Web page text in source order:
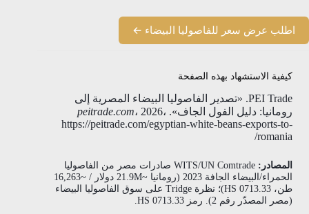
اطلب عرض سعر للفاصوليا البيضاء ←
كيفية الاستشهاد بهذه الصفحة
PEI Trade. «تصدير الفاصوليا البيضاء المصرية إلى
رومانيا: دليل الفول الجاف».
peitrade.com، 2026،
https://peitrade.com/egyptian-white-beans-exports-to-
romania/
المصادر:
WITS/UN Comtrade صادرات مصر من الفاصوليا
الحمراء/البيضاء الجافة 2023 (رومانيا ~21.9M دولار / ~16,263
طن، HS 0713.33)؛ نظرة Tridge على سوق الفاصوليا البيضاء
(مصر المصدّر رقم 2). رمز HS 0713.33.